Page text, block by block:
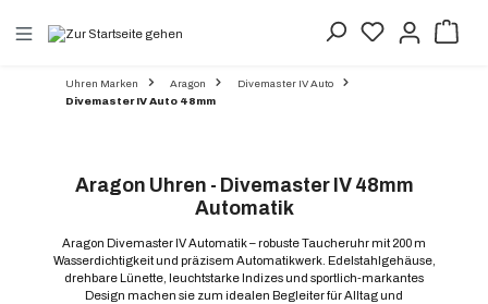
Uhren Marken Aragon
Divemaster IV Auto
Divemaster IV Auto 48mm
Aragon Uhren - Divemaster IV 48mm
Automatik
Aragon Divemaster IV Automatik – robuste Taucheruhr mit 200 m
Wasserdichtigkeit und präzisem Automatikwerk. Edelstahlgehäuse,
drehbare Lünette, leuchtstarke Indizes und sportlich-markantes
Design machen sie zum idealen Begleiter für Alltag und